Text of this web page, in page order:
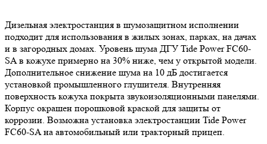
Дизельная электростанция в шумозащитном исполнении
подходит для использования в жилых зонах, парках, на дачах
и в загородных домах. Уровень шума ДГУ Tide Power FC60-
SA в кожухе примерно на 30% ниже, чем у открытой модели.
Дополнительное снижение шума на 10 дБ достигается
установкой промышленного глушителя. Внутренняя
поверхность кожуха покрыта звукоизоляционными панелями.
Корпус окрашен порошковой краской для защиты от
коррозии. Возможна установка электростанции Tide Power
FC60-SA на автомобильный или тракторный прицеп.